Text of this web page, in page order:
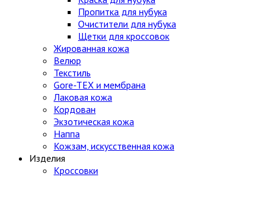
Пропитка для нубука
Очистители для нубука
Щетки для кроссовок
Жированная кожа
Велюр
Текстиль
Gore-TEX и мембрана
Лаковая кожа
Кордован
Экзотическая кожа
Наппа
Кожзам, искусственная кожа
Изделия
Кроссовки